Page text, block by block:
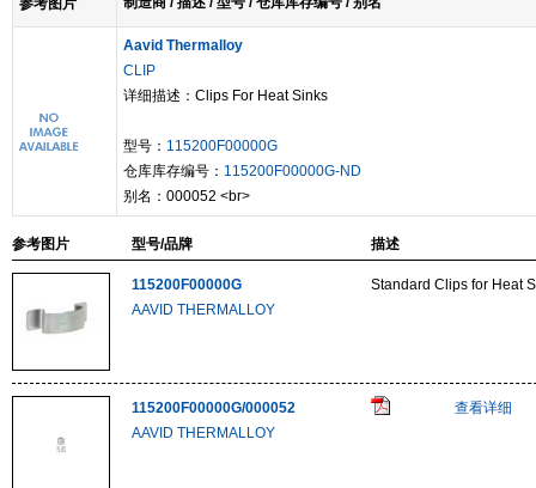
参考图片
Aavid Thermalloy
CLIP
详细描述：Clips For Heat Sinks
型号： 115200F00000G
仓库库存编号： 115200F00000G-ND
别名：000052 <br>
参考图片 型号/品牌 描述
115200F00000G
AAVID THERMALLOY
Standard Clips for Heat
115200F00000G/000052
AAVID THERMALLOY
查看详细